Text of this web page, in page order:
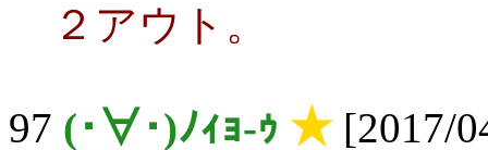
２アウト。
97 (･∀･)ﾉｨｮ-ｩ ★[2017/